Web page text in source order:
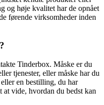
og høje kvalitet har de opnået
førende virksomheder inden
Tinderbox. Måske er du
tjenester, eller måske har du
en bestilling, du har
at vide, hvordan du bedst kan